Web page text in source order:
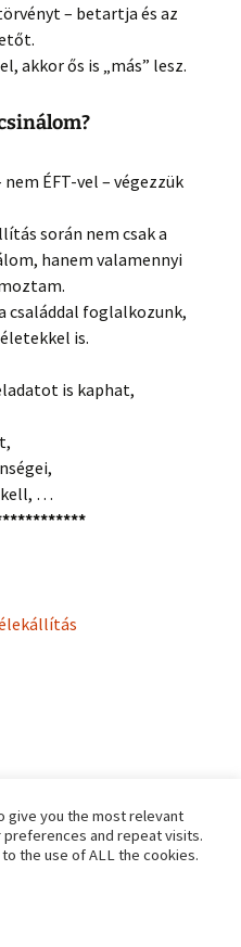
– betartja és az
akkor ős is „más” lesz.
ÉFT-vel – végezzük
során nem csak a
hanem valamennyi
családdal foglalkozunk,
is.
is kaphat,
kell, …
és kapcsolatok)
03.tól
give you the most relevant
and repeat visits.
the use of ALL the cookies.